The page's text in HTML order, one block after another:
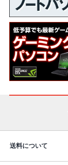
送料について